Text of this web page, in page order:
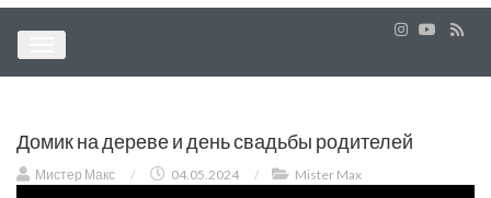
Домик на дереве и день свадьбы родителей
Мистер Макс / 04.05.2024 / Mister Max